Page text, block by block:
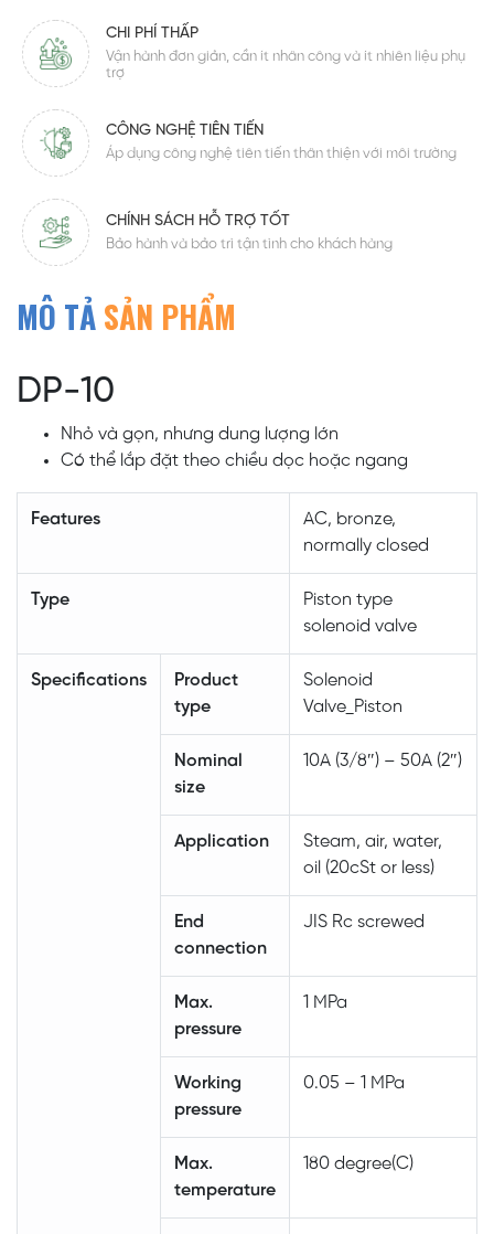
CHI PHÍ THẤP
Vận hành đơn giản, cần ít nhân công và ít nhiên liệu phụ
trợ
CÔNG NGHỆ TIÊN TIẾN
Áp dụng công nghệ tiên tiến thân thiện với môi trường
CHÍNH SÁCH HỖ TRỢ TỐT
Bảo hành và bảo trì tận tình cho khách hàng
MÔ TẢSẢN PHẨM
DP-10
Nhỏ và gọn, nhưng dung lượng lớn
Có thể lắp đặt theo chiều dọc hoặc ngang
Features
AC, bronze,
normally closed
Type
Piston type
solenoid valve
Specifications
Product
type
Solenoid
Valve_Piston
Nominal
size
10A (3/8″) – 50A (2″)
Application
Steam, air, water,
oil (20cSt or less)
End
connection
JIS Rc screwed
Max.
pressure
1 MPa
Working
pressure
0.05 – 1 MPa
Max.
temperature
180 degree(C)